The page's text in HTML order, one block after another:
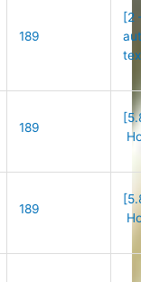
189
[2
189
189